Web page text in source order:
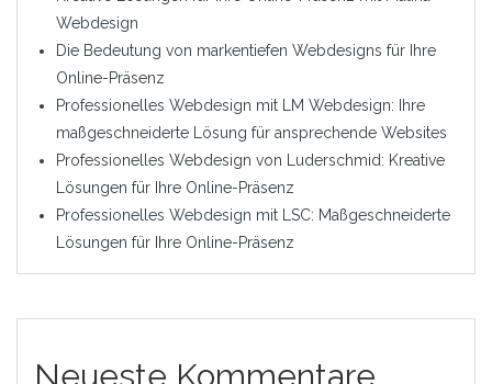
Webdesign
Die Bedeutung von markentiefen Webdesigns für Ihre
Online-Präsenz
Professionelles Webdesign mit LM Webdesign: Ihre
maßgeschneiderte Lösung für ansprechende Websites
Professionelles Webdesign von Luderschmid: Kreative
Lösungen für Ihre Online-Präsenz
Professionelles Webdesign mit LSC: Maßgeschneiderte
Lösungen für Ihre Online-Präsenz
Neueste Kommentare